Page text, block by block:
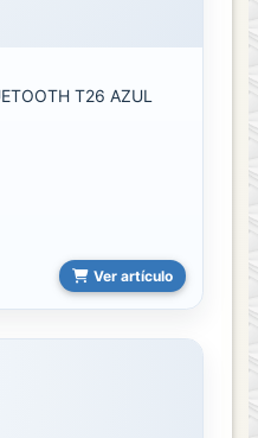
T26 AZUL
Ver artículo